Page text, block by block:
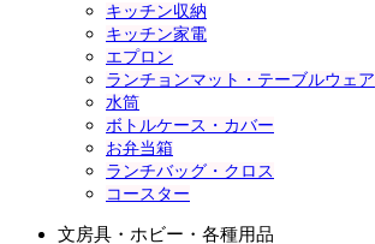
キッチン収納
キッチン家電
エプロン
ランチョンマット・テーブルウェア
水筒
ボトルケース・カバー
お弁当箱
ランチバッグ・クロス
コースター
文房具・ホビー・各種用品